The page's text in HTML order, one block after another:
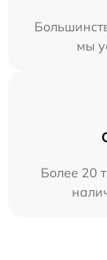
мы
Более 20